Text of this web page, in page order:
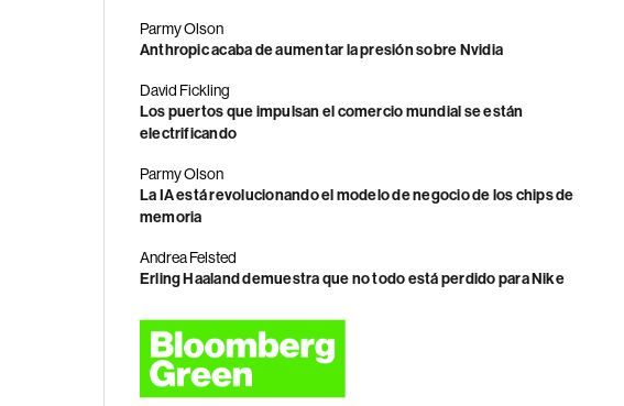
Parmy Olson
Anthropic acaba de aumentar la presión sobre Nvidia
David Fickling
Los puertos que impulsan el comercio mundial se están
electrificando
Parmy Olson
La IA está revolucionando el modelo de negocio de los chips de
memoria
Andrea Felsted
Erling Haaland demuestra que no todo está perdido para Nike